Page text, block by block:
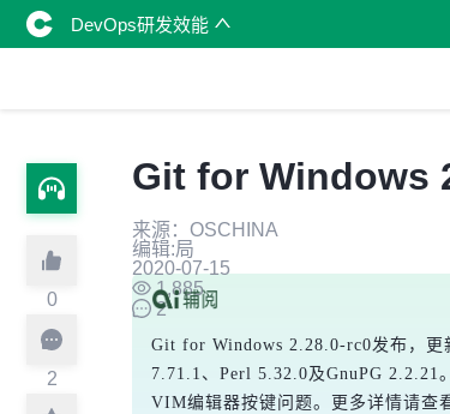
DevOps研发效能
0
2
Git for Windows
来源：OSCHINA
编辑:局
2020-07-15
1,885
2
Git for Windows 2.28.0-rc0发布，更
7.71.1、Perl 5.32.0及GnuPG 2.2.21
VIM编辑器按键问题。更多详情请查